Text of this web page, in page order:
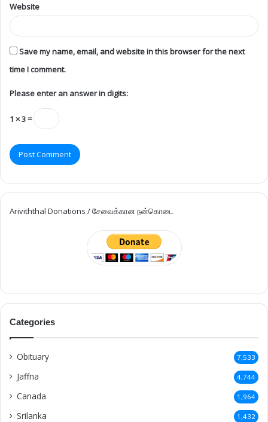
Website
Save my name, email, and website in this browser for the next
time I comment.
Please enter an answer in digits:
1 × 3 =
Ariviththal Donations / சேவைக்கான நன்கொடை
Categories
Obituary 7,533
Jaffna 4,744
Canada 1,964
Srilanka 1,432